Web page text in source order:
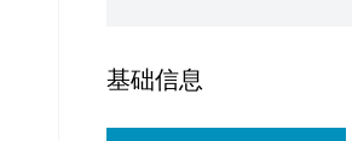
基础信息